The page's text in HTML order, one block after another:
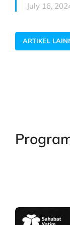
July 16,
ARTIKEL